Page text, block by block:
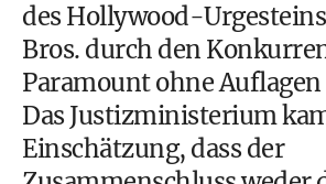
des Hollywood-
Bros. durch den
Paramount ohne
Das Justizministerium
Einschätzung, dass der